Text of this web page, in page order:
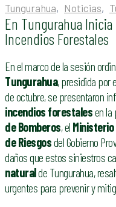
Tungurahua‚ Noticias‚
En Tungurahua Inicia
Incendios Forestales
En el marco de la sesión
Tungurahua, presidida por
de octubre, se presentaron
incendios forestalesen la
de Bomberos, el
de Riesgosdel Gobierno
daños que estos siniestros
naturalde Tungurahua,
urgentes para prevenir y